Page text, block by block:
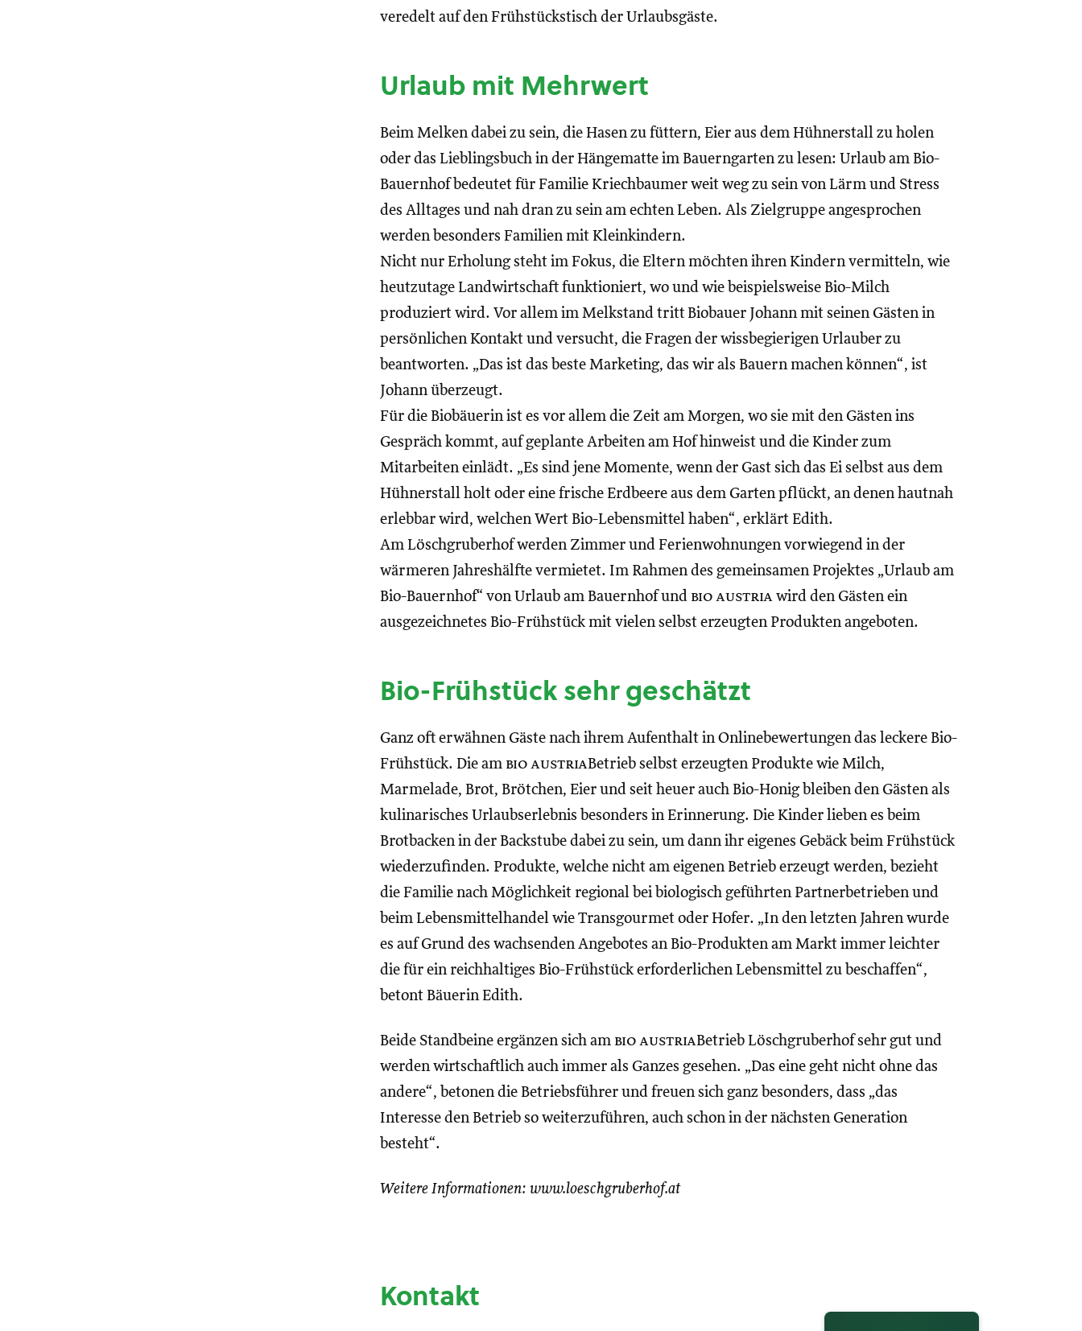
veredelt auf den Frühstückstisch der Urlaubsgäste.
Urlaub mit Mehrwert
Beim Melken dabei zu sein, die Hasen zu füttern, Eier aus dem Hühnerstall zu holen
oder das Lieblingsbuch in der Hängematte im Bauerngarten zu lesen: Urlaub am Bio-
Bauernhof bedeutet für Familie Kriechbaumer weit weg zu sein von Lärm und Stress
des Alltages und nah dran zu sein am echten Leben. Als Zielgruppe angesprochen
werden besonders Familien mit Kleinkindern.
Nicht nur Erholung steht im Fokus, die Eltern möchten ihren Kindern vermitteln, wie
heutzutage Landwirtschaft funktioniert, wo und wie beispielsweise Bio-Milch
produziert wird. Vor allem im Melkstand tritt Biobauer Johann mit seinen Gästen in
persönlichen Kontakt und versucht, die Fragen der wissbegierigen Urlauber zu
beantworten. „Das ist das beste Marketing, das wir als Bauern machen können“, ist
Johann überzeugt.
Für die Biobäuerin ist es vor allem die Zeit am Morgen, wo sie mit den Gästen ins
Gespräch kommt, auf geplante Arbeiten am Hof hinweist und die Kinder zum
Mitarbeiten einlädt. „Es sind jene Momente, wenn der Gast sich das Ei selbst aus dem
Hühnerstall holt oder eine frische Erdbeere aus dem Garten pflückt, an denen hautnah
erlebbar wird, welchen Wert Bio-Lebensmittel haben“, erklärt Edith.
Am Löschgruberhof werden Zimmer und Ferienwohnungen vorwiegend in der
wärmeren Jahreshälfte vermietet. Im Rahmen des gemeinsamen Projektes „Urlaub am
Bio-Bauernhof“ von Urlaub am Bauernhof und bio austria wird den Gästen ein
ausgezeichnetes Bio-Frühstück mit vielen selbst erzeugten Produkten angeboten.
Bio-Frühstück sehr geschätzt
Ganz oft erwähnen Gäste nach ihrem Aufenthalt in Onlinebewertungen das leckere Bio-
Frühstück. Die am bio austriaBetrieb selbst erzeugten Produkte wie Milch,
Marmelade, Brot, Brötchen, Eier und seit heuer auch Bio-Honig bleiben den Gästen als
kulinarisches Urlaubserlebnis besonders in Erinnerung. Die Kinder lieben es beim
Brotbacken in der Backstube dabei zu sein, um dann ihr eigenes Gebäck beim Frühstück
wiederzufinden. Produkte, welche nicht am eigenen Betrieb erzeugt werden, bezieht
die Familie nach Möglichkeit regional bei biologisch geführten Partnerbetrieben und
beim Lebensmittelhandel wie Transgourmet oder Hofer. „In den letzten Jahren wurde
es auf Grund des wachsenden Angebotes an Bio-Produkten am Markt immer leichter
die für ein reichhaltiges Bio-Frühstück erforderlichen Lebensmittel zu beschaffen“,
betont Bäuerin Edith.
Beide Standbeine ergänzen sich am bio austriaBetrieb Löschgruberhof sehr gut und
werden wirtschaftlich auch immer als Ganzes gesehen. „Das eine geht nicht ohne das
andere“, betonen die Betriebsführer und freuen sich ganz besonders, dass „das
Interesse den Betrieb so weiterzuführen, auch schon in der nächsten Generation
besteht“.
Weitere Informationen: www.loeschgruberhof.at
Kontakt